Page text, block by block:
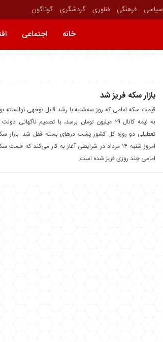
سیاسی فرهنگی فناوری گردشگری گوناگون
خانه اجتماعی
بازار سکه فریز شد
قیمت سکه امامی که روز سه‌شنبه با رشد قابل توجهی توانسته
به نیمه کانال ۲۹ میلیون تومان برسد، با تصمیم‌ ناگهانی
تعطیلی دو روزه کل کشور پشت درهای بسته قفل شد. بازار
امروز شنبه ۱۴ مرداد در شرایطی آغاز به کار می‌کند که قیمت
امامی چند روزی فریز شده است.